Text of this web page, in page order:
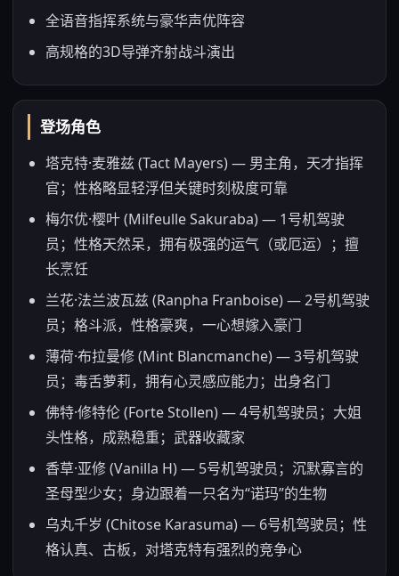
全语音指挥系统与豪华声优阵容
高规格的3D导弹齐射战斗演出
登场角色
塔克特·麦雅兹 (Tact Mayers) — 男主角，天才指挥
官；性格略显轻浮但关键时刻极度可靠
梅尔优·樱叶 (Milfeulle Sakuraba) — 1号机驾驶
员；性格天然呆，拥有极强的运气（或厄运）；擅
长烹饪
兰花·法兰波瓦兹 (Ranpha Franboise) — 2号机驾驶
员；格斗派，性格豪爽，一心想嫁入豪门
薄荷·布拉曼修 (Mint Blancmanche) — 3号机驾驶
员；毒舌萝莉，拥有心灵感应能力；出身名门
佛特·修特伦 (Forte Stollen) — 4号机驾驶员；大姐
头性格，成熟稳重；武器收藏家
香草·亚修 (Vanilla H) — 5号机驾驶员；沉默寡言的
圣母型少女；身边跟着一只名为“诺玛”的生物
乌丸千岁 (Chitose Karasuma) — 6号机驾驶员；性
格认真、古板，对塔克特有强烈的竞争心